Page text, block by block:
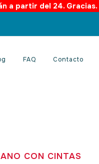
a partir del 24. Gracias.
FAQ Contacto
CON CINTAS